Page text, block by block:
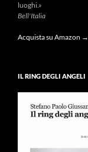
luoghi.»
Bell'Italia
Acquista su Amazon →
IL RING DEGLI ANGELI